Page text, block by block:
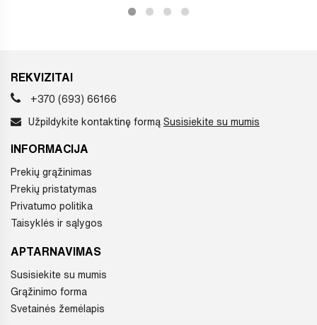
REKVIZITAI
+370 (693) 66166
Užpildykite kontaktinę formą Susisiekite su mumis
INFORMACIJA
Prekių grąžinimas
Prekių pristatymas
Privatumo politika
Taisyklės ir sąlygos
APTARNAVIMAS
Susisiekite su mumis
Grąžinimo forma
Svetainės žemėlapis